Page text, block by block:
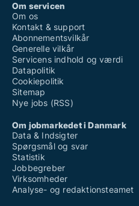
Om servicen
Om os
Kontakt & support
Abonnementsvilkår
Generelle vilkår
Servicens indhold og værdi
Datapolitik
Cookiepolitik
Sitemap
Nye jobs (RSS)
Om jobmarkedet i Danmark
Data & Indsigter
Spørgsmål og svar
Statistik
Jobbegreber
Virksomheder
Analyse- og redaktionsteamet